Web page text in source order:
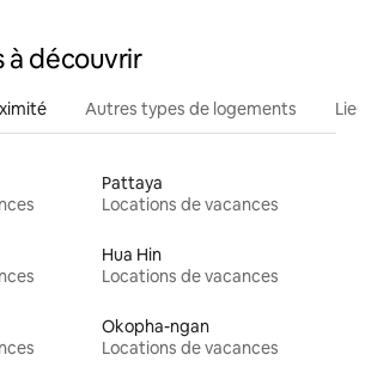
à découvrir
Autres types de logements
Pattaya
Locations de vacances
Hua Hin
Locations de vacances
Okopha-ngan
Locations de vacances